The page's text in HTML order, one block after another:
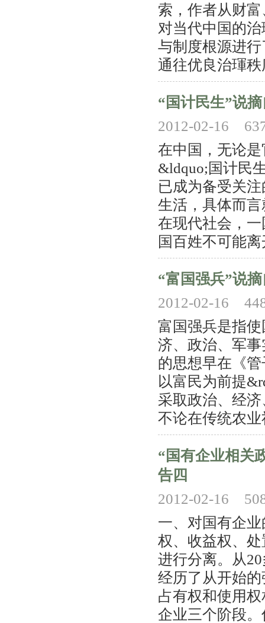
索，作者从财
对当代中国的
与制度根源进
通往优良治琿秩
“国计民生”说
2012-02-16
在中国，无论
&ldquo;国计民
已成为备受关
生活，具体而
在现代社会，
国百姓不可能
“富国强兵”说
2012-02-16
富国强兵是指
济、政治、军
的思想早在《
以富民为前提
采取政治、经
不论在传统农业
“国有企业相关
告四
2012-02-16
一、对国有企
权、收益权、
进行分离。从
经历了从开始
占有权和使用
企业三个阶段。